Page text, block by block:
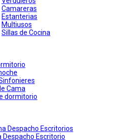
Camareras
Estanterias
Multiusos
Sillas de Cocina
Cama
dormitorio
Despacho Escritorios
Despacho Escritorio